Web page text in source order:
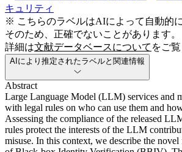
キュリティ
※ こちらのラベルはAIによって自動的
そのため、正確でないことがあります。
詳細は文献データベースについて をご覧
AIにより推定されたラベルと関連情報
Abstract
Large Language Model (LLM) services and
with legal rules on who can use them and
Assessing the compliance of the released
rules protect the interests of the LLM
misuse. In this context, we describe the